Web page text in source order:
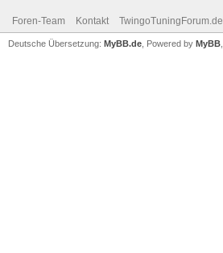
Foren-Team Kontakt TwingoTuningForum.de
Deutsche Übersetzung: MyBB.de , Powered by MyBB